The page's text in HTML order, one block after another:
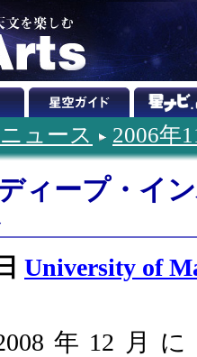
ュース 2006年
ィープ・イ
University of
年12月